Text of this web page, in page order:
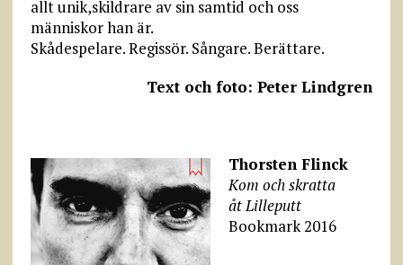
allt unik,skildrare av sin samtid och oss
människor han är.
Skådespelare. Regissör. Sångare. Berättare.
Text och foto: Peter Lindgren
Thorsten Flinck
Kom och skratta
åt Lilleputt
Bookmark 2016